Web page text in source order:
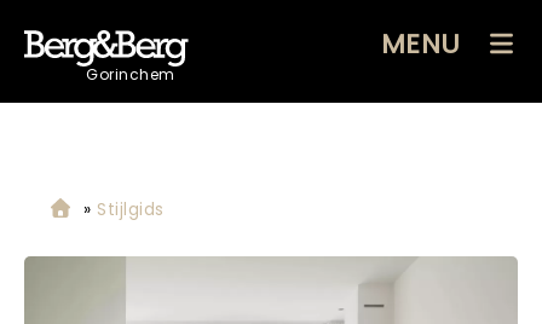
Gorinchem
MENU
» Stijlgids